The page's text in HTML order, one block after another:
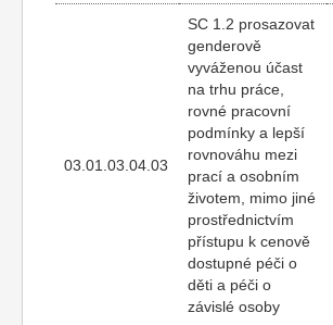
03.01.03.04.03
SC 1.2 prosazovat
genderově
vyváženou účast
na trhu práce,
rovné pracovní
podmínky a lepší
rovnováhu mezi
prací a osobním
životem, mimo jiné
prostřednictvím
přístupu k cenově
dostupné péči o
děti a péči o
závislé osoby